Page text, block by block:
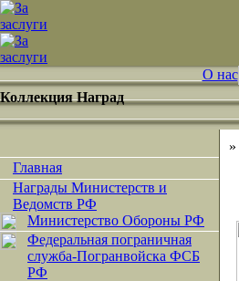
Коллекция Наград
О нас
Главная
Награды Министерств и
Ведомств РФ
Министерство Обороны РФ
Федеральная пограничная
служба-Погранвойска ФСБ
РФ
»